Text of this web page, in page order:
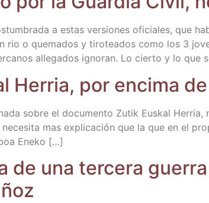
a estas ver­sio­nes ofi­cia­les, que
rio o que­ma­dos y tiro­tea­dos como los 3
alle­ga­dos igno­ran. Lo cier­to y lo que
Herria, por enci­ma
sobre el docu­men­to Zutik Eus­kal
mas expli­ca­ción que la que en el
Eneko […]
de una ter­ce­ra